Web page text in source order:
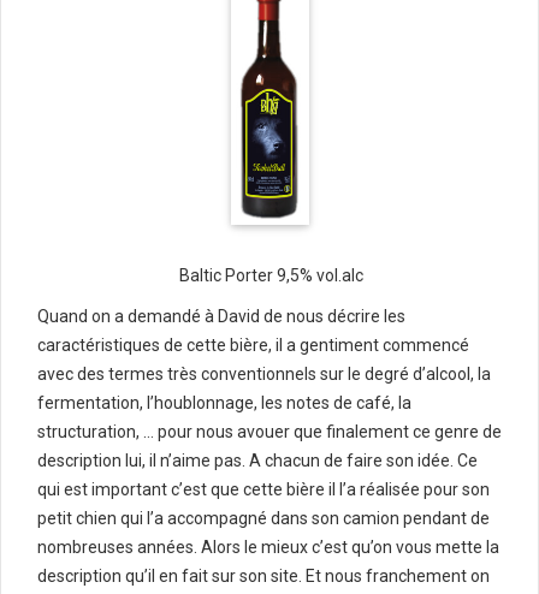
Baltic Porter 9,5% vol.alc
Quand on a demandé à David de nous décrire les
caractéristiques de cette bière, il a gentiment commencé
avec des termes très conventionnels sur le degré d’alcool, la
fermentation, l’houblonnage, les notes de café, la
structuration, … pour nous avouer que finalement ce genre de
description lui, il n’aime pas. A chacun de faire son idée. Ce
qui est important c’est que cette bière il l’a réalisée pour son
petit chien qui l’a accompagné dans son camion pendant de
nombreuses années. Alors le mieux c’est qu’on vous mette la
description qu’il en fait sur son site. Et nous franchement on